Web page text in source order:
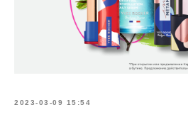
2023-03-09 15:54